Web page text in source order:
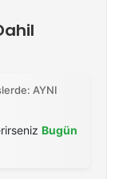
AYNI
Bugün